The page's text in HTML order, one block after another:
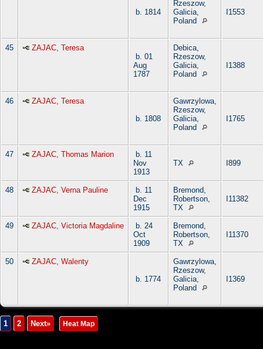
b. 1814
Rzeszow,
Galicia,
Poland
I1553
45
ZAJAC, Teresa
b. 01
Aug
1787
Debica,
Rzeszow,
Galicia,
Poland
I1388
46
ZAJAC, Teresa
b. 1808
Gawrzylowa,
Rzeszow,
Galicia,
Poland
I1765
47 ZAJAC, Thomas Marion
b. 11
Nov
1913
TX I899
48 ZAJAC, Verna Pauline
b. 11
Dec
1915
Bremond,
Robertson,
TX
I11382
49 ZAJAC, Victoria Magdaline
b. 24
Oct
1909
Bremond,
Robertson,
TX
I11370
50
ZAJAC, Walenty
b. 1774
Gawrzylowa,
Rzeszow,
Galicia,
Poland
I1369
1 2 Next» Heat Map